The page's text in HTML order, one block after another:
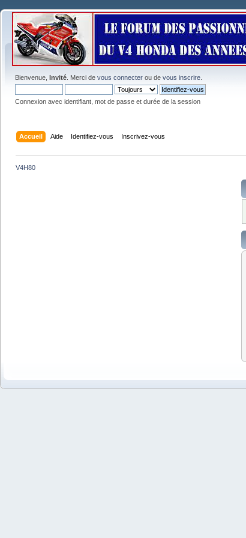
Bienvenue, Invité . Merci de vous connecter ou de vous inscrire
Connexion avec identifiant, mot de passe et durée de la session
Accueil Aide Identifiez-vous Inscrivez-vous
V4H80